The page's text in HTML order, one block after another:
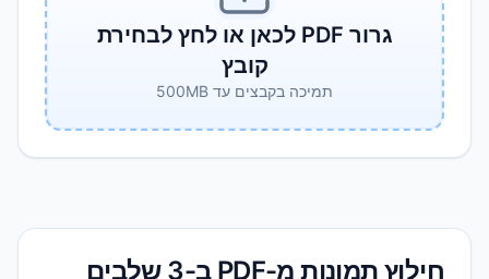
גרור PDF לכאן או לחץ לבחירת
קובץ
תמיכה בקבצים עד 500MB
חילוץ תמונות מ-PDF ב-3 שלבים